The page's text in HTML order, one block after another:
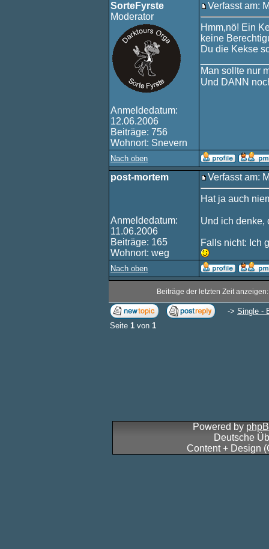
SorteFyrste
Moderator
Anmeldedatum:
12.06.2006
Beiträge: 756
Wohnort: Snevern
Verfasst am:
Hmm,nö! Ein
keine
Du die Kekse
Man sollte nur
Und DANN
Nach oben
post-mortem
Anmeldedatum:
11.06.2006
Beiträge: 165
Wohnort: weg
Verfasst am:
Hat ja auch
Und ich denke,
Falls nicht: Ich
Nach oben
Beiträge der letzten Zeit
-> Single -
Seite 1 von 1
Powered by
Deutsche
Content + Design